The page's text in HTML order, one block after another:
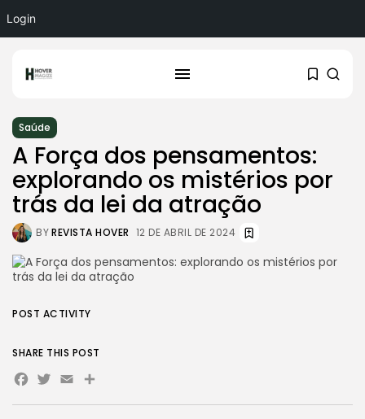
Login
Saúde
A Força dos pensamentos:
explorando os mistérios por
trás da lei da atração
BYREVISTA HOVER 12 DE ABRIL DE 2024
POST ACTIVITY
SHARE THIS POST
Facebook
Twitter
Email